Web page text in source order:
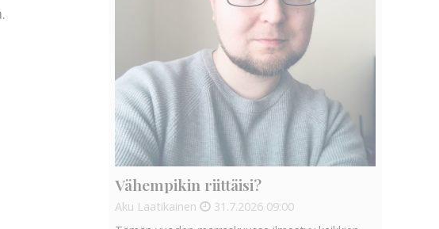
Vähempikin riittäisi?
Aku Laatikainen 31.7.2026 09:00